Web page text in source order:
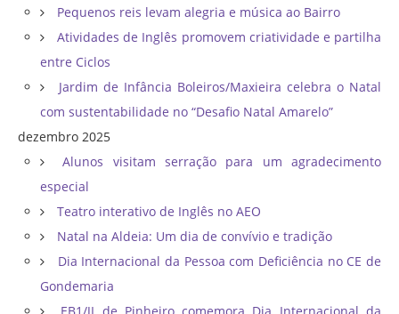
Pequenos reis levam alegria e música ao Bairro
Atividades de Inglês promovem criatividade e partilha
entre Ciclos
Jardim de Infância Boleiros/Maxieira celebra o Natal
com sustentabilidade no “Desafio Natal Amarelo”
dezembro 2025
Alunos visitam serração para um agradecimento
especial
Teatro interativo de Inglês no AEO
Natal na Aldeia: Um dia de convívio e tradição
Dia Internacional da Pessoa com Deficiência no CE de
Gondemaria